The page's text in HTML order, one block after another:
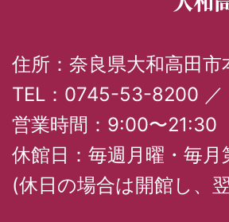
住所：奈良県大和高田
TEL：0745-53-8200
営業時間：9:00〜21:30
休館日：毎週月曜・毎月
(休日の場合は開館し、